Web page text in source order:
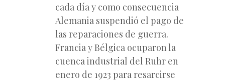
cada día y como consecuencia
Alemania suspendió el pago de
las reparaciones de guerra.
Francia y Bélgica ocuparon la
cuenca industrial del Ruhr en
enero de 1923 para resarcirse